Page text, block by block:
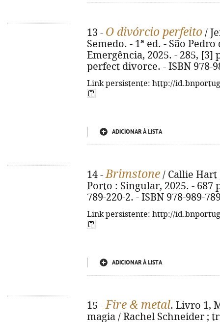
13 - O divórcio perfeito /
Semedo. - 1ª ed. - São
Emergência, 2025. - 285, [3]
perfect divorce. - ISBN 978-
Link persistente: http://
ADICIONAR À LISTA
14 -Brimstone / Callie Hart
Porto : Singular, 2025. - 687
789-220-2. - ISBN 978-989-
Link persistente: http://
ADICIONAR À LISTA
15 -Fire & metal. Livro 1,
magia / Rachel Schneider ;